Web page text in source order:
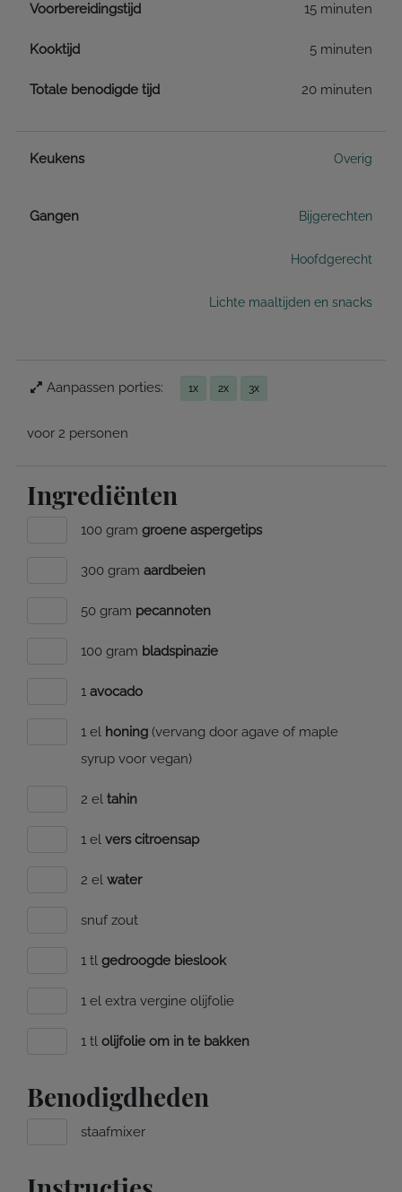
Voorbereidingstijd 15 minuten
Kooktijd 5 minuten
Totale benodigde tijd 20 minuten
Keukens Overig
Gangen Bijgerechten
Hoofdgerecht
Lichte maaltijden en snacks
Aanpassen porties: 1x 2x 3x
voor 2 personen
Ingrediënten
100 gram groene aspergetips
300 gram aardbeien
50 gram pecannoten
100 gram bladspinazie
1 avocado
1 el honing (vervang door agave of maple
syrup voor vegan)
2 el tahin
1 el vers citroensap
2 el water
snuf zout
1 tl gedroogde bieslook
1 el extra vergine olijfolie
1 tl olijfolie om in te bakken
Benodigdheden
staafmixer